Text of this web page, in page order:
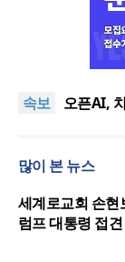
속보
기감 이
34.4% 감
오픈AI,
래세대 위
기감 이대
2026년
34.4% 감
많이 본 뉴스
세계로교회 손현
럼프 대통령 접견